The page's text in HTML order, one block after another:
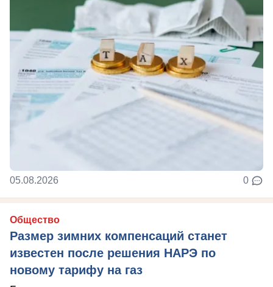
05.08.2026 0
Общество
Размер зимних компенсаций станет
известен после решения НАРЭ по
новому тарифу на газ